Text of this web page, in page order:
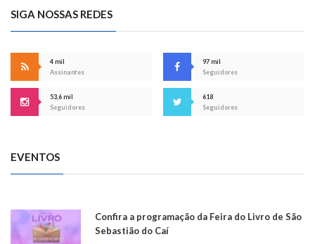
SIGA NOSSAS REDES
4 mil
Assinantes
97 mil
Seguidores
53,6 mil
Seguidores
618
Seguidores
EVENTOS
Confira a programação da Feira do Livro de São
Sebastião do Caí